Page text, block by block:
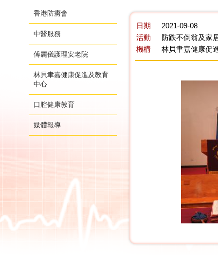
香港防癆會
中醫服務
傅麗儀護理安老院
林貝聿嘉健康促進及教育
中心
口腔健康教育
媒體報導
日期
2021-09-08
活動
防跌不倒翁及家
機構
林貝聿嘉健康促